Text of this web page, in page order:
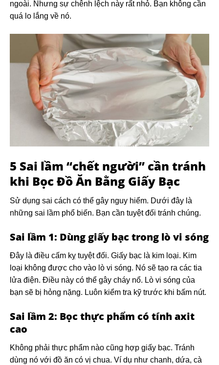
ngoài. Nhưng sự chênh lệch này rất nhỏ. Bạn không cần
quá lo lắng về nó.
5 Sai lầm “chết người” cần tránh
khi Bọc Đồ Ăn Bằng Giấy Bạc
Sử dụng sai cách có thể gây nguy hiểm. Dưới đây là
những sai lầm phổ biến. Bạn cần tuyệt đối tránh chúng.
Sai lầm 1: Dùng giấy bạc trong lò vi sóng
Đây là điều cấm kỵ tuyệt đối. Giấy bạc là kim loại. Kim
loại không được cho vào lò vi sóng. Nó sẽ tạo ra các tia
lửa điện. Điều này có thể gây cháy nổ. Lò vi sóng của
bạn sẽ bị hỏng nặng. Luôn kiểm tra kỹ trước khi bấm nút.
Sai lầm 2: Bọc thực phẩm có tính axit
cao
Không phải thực phẩm nào cũng hợp giấy bạc. Tránh
dùng nó với đồ ăn có vị chua. Ví dụ như chanh, dứa, cà